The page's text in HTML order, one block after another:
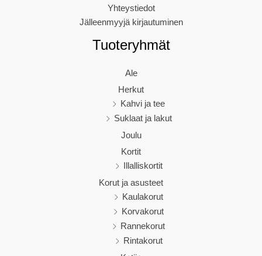
Yhteystiedot
Jälleenmyyjä kirjautuminen
Tuoteryhmät
Ale
Herkut
Kahvi ja tee
Suklaat ja lakut
Joulu
Kortit
Illalliskortit
Korut ja asusteet
Kaulakorut
Korvakorut
Rannekorut
Rintakorut